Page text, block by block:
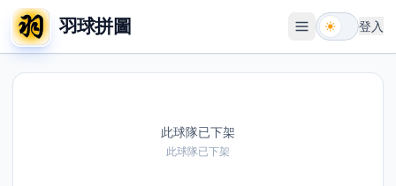
羽球拼圖 開啟選單
登入
此球隊已下架
此球隊已下架